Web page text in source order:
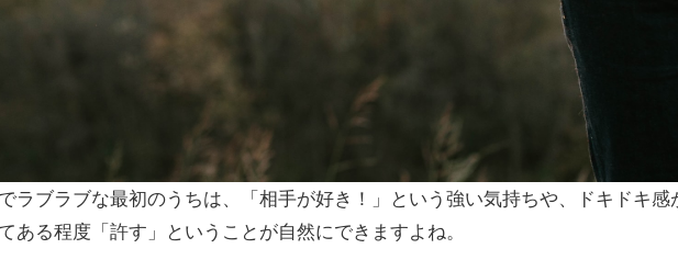
ラブラブな最初のうちは、「相手が好き！」という強い気持ちや、ドキドキ感
ある程度「許す」ということが自然にできますよね。